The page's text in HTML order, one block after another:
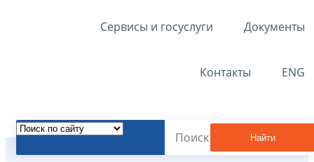
Сервисы и госуслуги Документы
Контакты ENG
Найти